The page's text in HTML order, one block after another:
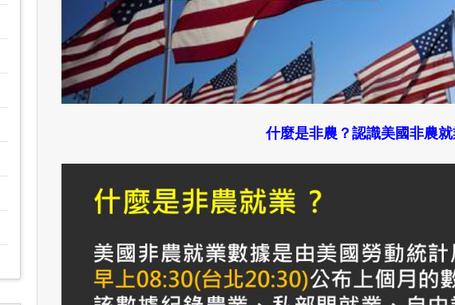
什麼是非農？認識美國非農